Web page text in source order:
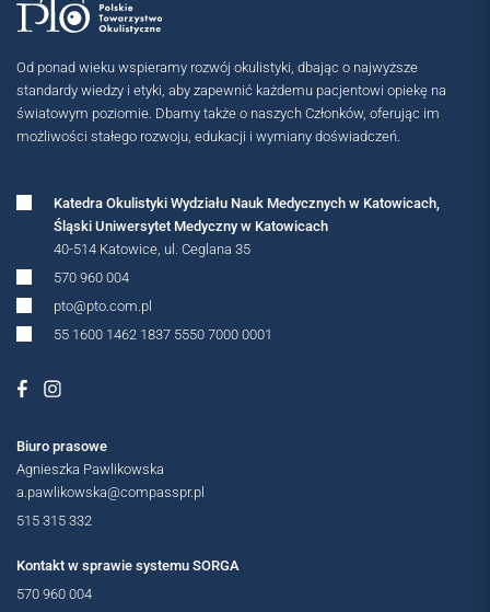
MIĘDZYNARODOWE
OGÓLNOPOLSKIE
Od ponad wieku wspieramy rozwój okulistyki, dbając o najwyższe
standardy wiedzy i etyki, aby zapewnić każdemu pacjentowi opiekę na
światowym poziomie. Dbamy także o naszych Członków, oferując im
możliwości stałego rozwoju, edukacji i wymiany doświadczeń.
Katedra Okulistyki Wydziału Nauk Medycznych w Katowicach,
Śląski Uniwersytet Medyczny w Katowicach
40-514 Katowice, ul. Ceglana 35
570 960 004
pto@pto.com.pl
55 1600 1462 1837 5550 7000 0001
Biuro prasowe
Agnieszka Pawlikowska
a.pawlikowska@compasspr.pl
515 315 332
Kontakt w sprawie systemu SORGA
570 960 004